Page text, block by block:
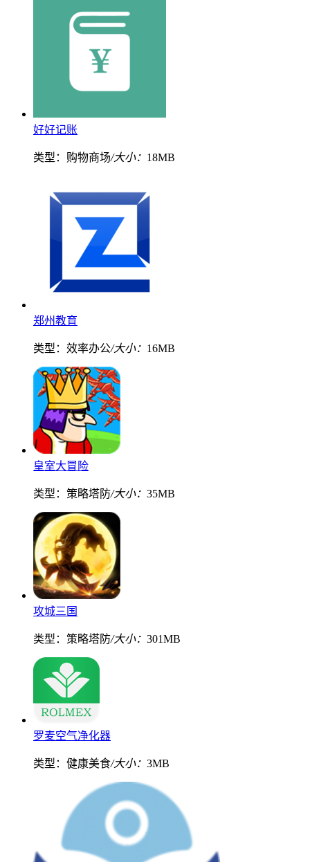
好好记账
类型：购物商场/大小： 18MB
郑州教育
类型：效率办公/大小： 16MB
皇室大冒险
类型：策略塔防/大小： 35MB
攻城三国
类型：策略塔防/大小： 301MB
罗麦空气净化器
类型：健康美食/大小： 3MB